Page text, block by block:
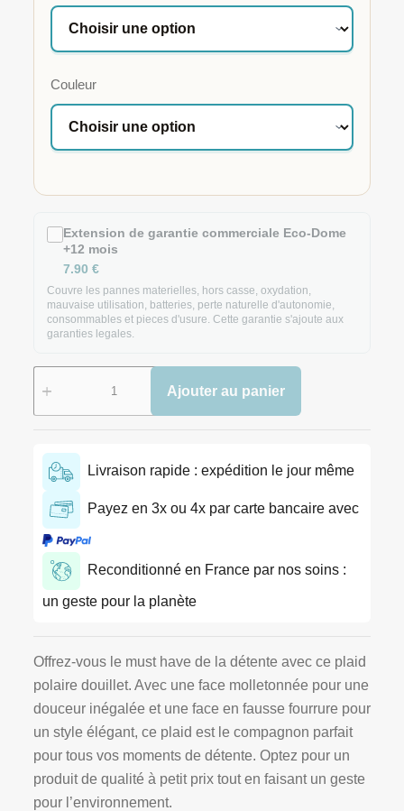
Couleur
Extension de garantie commerciale Eco-Dome
+12 mois
7.90 €
Couvre les pannes materielles, hors casse, oxydation,
mauvaise utilisation, batteries, perte naturelle d'autonomie,
consommables et pieces d'usure. Cette garantie s'ajoute aux
garanties legales.
Ajouter au panier
Livraison rapide : expédition le jour même
Payez en 3x ou 4x par carte bancaire avec
Reconditionné en France par nos soins :
un geste pour la planète
Offrez-vous le must have de la détente avec ce plaid
polaire douillet. Avec une face molletonnée pour une
douceur inégalée et une face en fausse fourrure pour
un style élégant, ce plaid est le compagnon parfait
pour tous vos moments de détente. Optez pour un
produit de qualité à petit prix tout en faisant un geste
pour l’environnement.